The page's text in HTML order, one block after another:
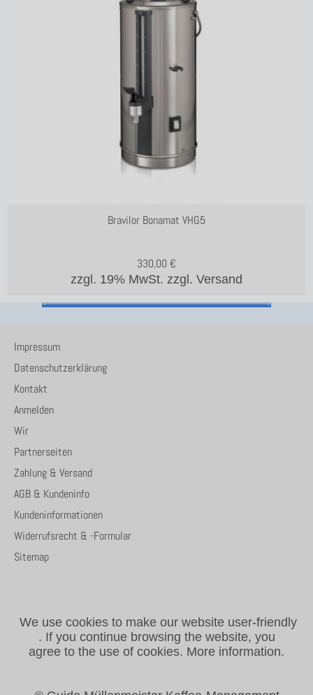
Bravilor Bonamat VHG5
zzgl. 19% MwSt. zzgl. Versand
330,00 €
Impressum
Datenschutzerklärung
Kontakt
Anmelden
Wir
Partnerseiten
Zahlung & Versand
AGB & Kundeninfo
Kundeninformationen
Widerrufsrecht & -Formular
Sitemap
We use cookies to make our website user-friendly
. If you continue browsing the website, you
agree to the use of cookies. More information.